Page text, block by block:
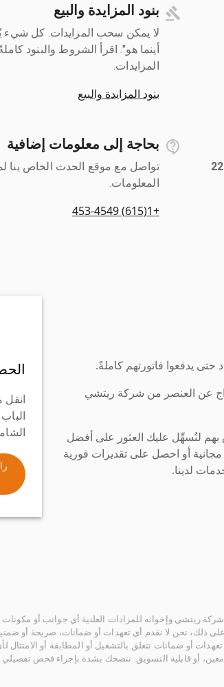
بنود المزايدة والبيع
لا يمكن سحب المزايدات. كل شيء
أينما هو". اقرأ الشروط والبنود
المزايدات.
بنود المزايدة والبيع
الأربعاء، 22
بحاجة إلى معلومات إضافية
تواصل مع موقع الحدث الخاص بنا
المعلومات.
+1(615) 453-4549
يدفعوا فاتورتهم كاملةً.
عن العنصر من شركة ريتشي
لنُسهِّل عليك العثور على أفضل
أو احصل على تقديرات فورية
لدينا.
ريتشي وإخوانه للمزادات العلنية أي جوانب أو
ذلك، نحن لا نقدم أي تعهدات أو ضمانات، صريحة أو
أو ضمانات تتعلق بالتشغيل أو المطابقة أو الامتثال
معين، أو قابلية التسويق. ننصحك بشدة بإجراء فحص